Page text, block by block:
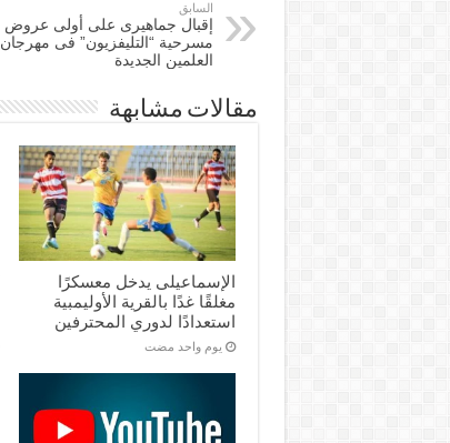
السابق
إقبال جماهيرى على أولى عروض
مسرحية “التليفزيون” فى مهرجان
العلمين الجديدة
مقالات مشابهة
الإسماعیلی یدخل معسكرًا
مغلقًا غدًا بالقرية الأوليمبية
استعدادًا لدوري المحترفين
‏يوم واحد مضت